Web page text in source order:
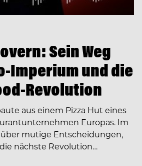
Sein Weg
Imperium und die
Revolution
aus einem Pizza Hut eines
Europas. Im
mutige Entscheidungen,
nächste Revolution…